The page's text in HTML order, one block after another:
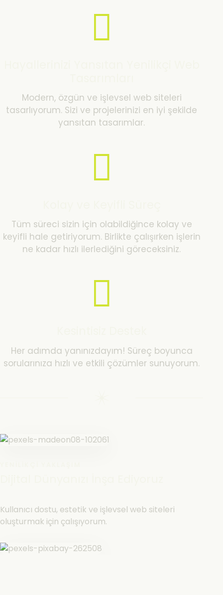
Modern, özgün ve işlevsel web siteleri
tasarlıyorum. Sizi ve projelerinizi en iyi şekilde
yansıtan tasarımlar.
Tüm süreci sizin için olabildiğince kolay ve
keyifli hale getiriyorum. Birlikte çalışırken işlerin
ne kadar hızlı ilerlediğini göreceksiniz.
Her adımda yanınızdayım! Süreç boyunca
sorularınıza hızlı ve etkili çözümler sunuyorum.
Kullanıcı dostu, estetik ve işlevsel web siteleri
oluşturmak için çalışıyorum.